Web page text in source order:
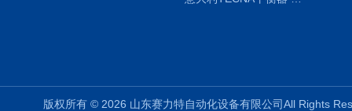
版权所有 © 2026 山东赛力特自动化设备有限公司All Rights